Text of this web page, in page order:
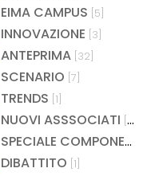
EIMA CAMPUS [5]
INNOVAZIONE [3]
ANTEPRIMA [32]
SCENARIO [7]
TRENDS [1]
NUOVI ASSSOCIATI [15]
SPECIALE COMPONENTISTICA
DIBATTITO [1]